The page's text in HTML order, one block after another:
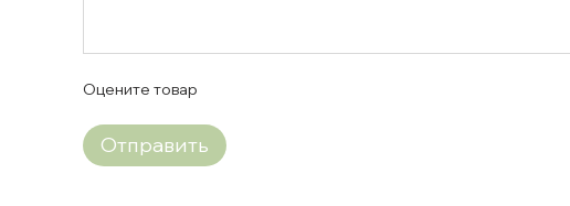
Оцените товар
Отправить